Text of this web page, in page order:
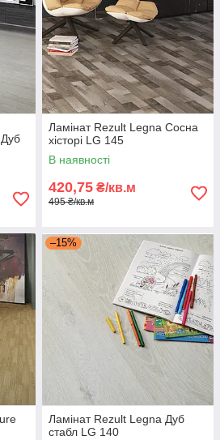
Ламінат Rezult Legna Сосна
хісторі LG 145
В наявності
420,75 ₴/кв.м
495 ₴/кв.м
–15%
Ламінат Rezult Legna Дуб
стабл LG 140